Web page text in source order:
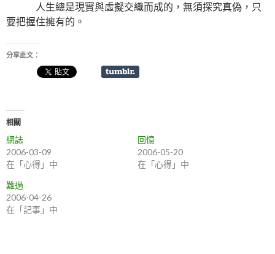
人生總是現實與虛擬交織而成的，無須探究真偽，只
要把握住擁有的。
分享此文：
相關
網誌
2006-03-09
在「心得」中
回憶
2006-05-20
在「心得」中
難過
2006-04-26
在「記事」中